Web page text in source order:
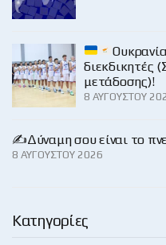
διεκδικητές
μετάδοσης)!
8 ΑΥΓΟΎΣΤΟΥ
✍️Δύναμη σου είναι το
8 ΑΥΓΟΎΣΤΟΥ 2026
Κατηγορίες